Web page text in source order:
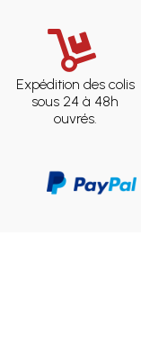
Expédition des colis
sous 24 à 48h
ouvrés.